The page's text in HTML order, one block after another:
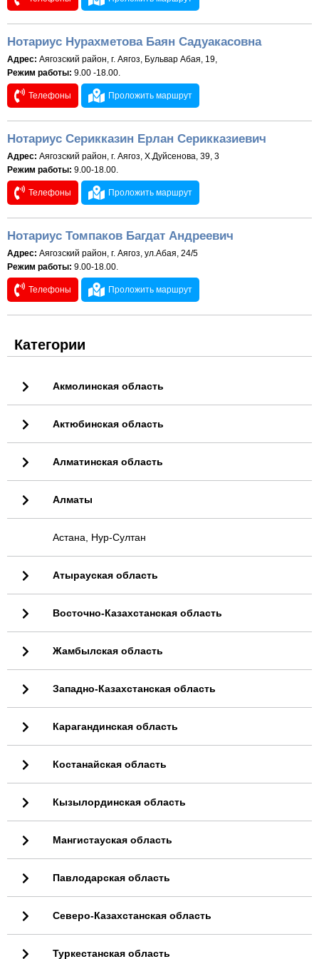
Нотариус Нурахметова Баян Садуакасовна
Адрес: Аягозский район, г. Аягоз, Бульвар Абая, 19,
Режим работы: 9.00 -18.00.
Телефоны Проложить маршрут
Нотариус Серикказин Ерлан Серикказиевич
Адрес: Аягозский район, г. Аягоз, Х.Дуйсенова, 39, 3
Режим работы: 9.00-18.00.
Телефоны Проложить маршрут
Нотариус Томпаков Багдат Андреевич
Адрес: Аягозский район, г. Аягоз, ул.Абая, 24/5
Режим работы: 9.00-18.00.
Телефоны Проложить маршрут
Категории
Акмолинская область
Актюбинская область
Алматинская область
Алматы
Астана, Нур-Султан
Атырауская область
Восточно-Казахстанская область
Жамбылская область
Западно-Казахстанская область
Карагандинская область
Костанайская область
Кызылординская область
Мангистауская область
Павлодарская область
Северо-Казахстанская область
Туркестанская область